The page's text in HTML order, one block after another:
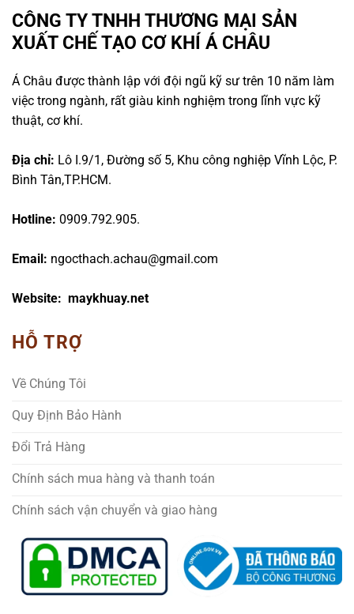
CÔNG TY TNHH THƯƠNG MẠI SẢN
XUẤT CHẾ TẠO CƠ KHÍ Á CHÂU
Á Châu được thành lập với đội ngũ kỹ sư trên 10 năm làm
việc trong ngành, rất giàu kinh nghiệm trong lĩnh vực kỹ
thuật, cơ khí.
Địa chỉ: Lô I.9/1, Đường số 5, Khu công nghiệp Vĩnh Lộc, P.
Bình Tân,TP.HCM.
Hotline: 0909.792.905.
Email: ngocthach.achau@gmail.com
Website: maykhuay.net
HỖ TRỢ
Về Chúng Tôi
Quy Định Bảo Hành
Đổi Trả Hàng
Chính sách mua hàng và thanh toán
Chính sách vận chuyển và giao hàng